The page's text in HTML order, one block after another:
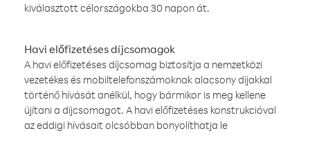
kiválasztott célországokba 30 napon át.
Havi előfizetéses díjcsomagok
A havi előfizetéses díjcsomag biztosítja a nemzetközi
vezetékes és mobiltelefonszámoknak alacsony díjakkal
történő hívását anélkül, hogy bármikor is meg kellene
újítani a díjcsomagot. A havi előfizetéses konstrukcióval
az eddigi hívásait olcsóbban bonyolíthatja le